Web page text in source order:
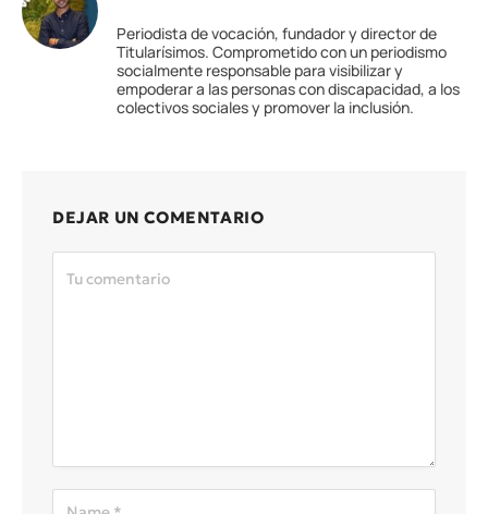
Periodista de vocación, fundador y director de
Titularísimos. Comprometido con un periodismo
socialmente responsable para visibilizar y
empoderar a las personas con discapacidad, a los
colectivos sociales y promover la inclusión.
DEJAR UN COMENTARIO